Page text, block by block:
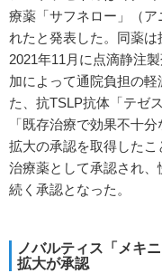
療薬「サフネロー」（
れたと発表した。同薬は
2021年11月に点滴静注
加によって通院負担の
た、抗TSLP抗体「テゼ
「既存治療で効果不十
拡大の承認を取得した
治療薬として承認され
続く承認となった。
ノバルティス「メキ
拡大が承認